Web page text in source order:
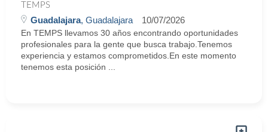
TEMPS
Guadalajara, Guadalajara 10/07/2026
En TEMPS llevamos 30 años encontrando oportunidades
profesionales para la gente que busca trabajo.Tenemos
experiencia y estamos comprometidos.En este momento
tenemos esta posición ...